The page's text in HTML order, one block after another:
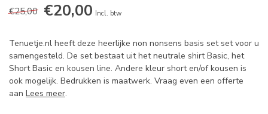
€25,00 €20,00 Incl. btw
Tenuetje.nl heeft deze heerlijke non nonsens basis set set voor u
samengesteld. De set bestaat uit het neutrale shirt Basic, het
Short Basic en kousen line. Andere kleur short en/of kousen is
ook mogelijk. Bedrukken is maatwerk. Vraag even een offerte
aan Lees meer.